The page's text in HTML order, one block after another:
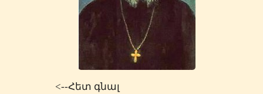
<--Հետ գնալ